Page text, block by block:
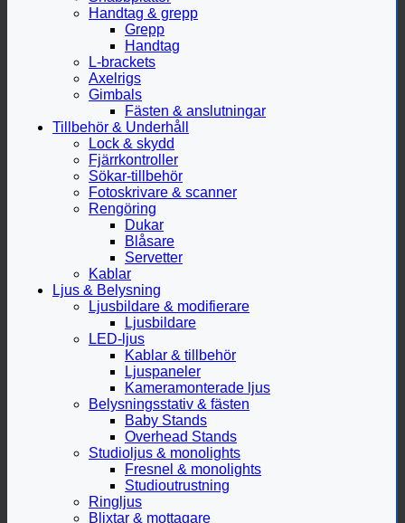
Handtag & grepp
Grepp
Handtag
L-brackets
Axelrigs
Gimbals
Fästen & anslutningar
Tillbehör & Underhåll
Lock & skydd
Fjärrkontroller
Sökar-tillbehör
Fotoskrivare & scanner
Rengöring
Dukar
Blåsare
Servetter
Kablar
Ljus & Belysning
Ljusbildare & modifierare
Ljusbildare
LED-ljus
Kablar & tillbehör
Ljuspaneler
Kameramonterade ljus
Belysningsstativ & fästen
Baby Stands
Overhead Stands
Studioljus & monolights
Fresnel & monolights
Studioutrustning
Ringljus
Blixtar & mottagare